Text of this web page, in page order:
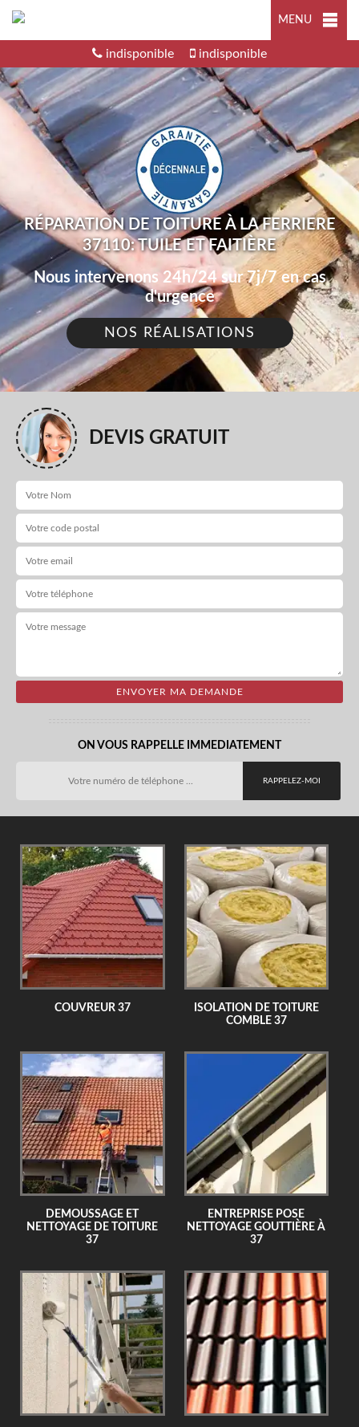
MENU
indisponible indisponible
RÉPARATION DE TOITURE À LA FERRIERE
37110: TUILE ET FAITIÈRE
Nous intervenons 24h/24 sur 7j/7 en cas
d'urgence
NOS RÉALISATIONS
DEVIS GRATUIT
ON VOUS RAPPELLE IMMEDIATEMENT
COUVREUR 37
ISOLATION DE TOITURE
COMBLE 37
DEMOUSSAGE ET
NETTOYAGE DE TOITURE
37
ENTREPRISE POSE
NETTOYAGE GOUTTIÈRE À
37